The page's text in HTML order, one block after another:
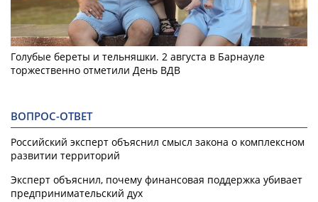
Голубые береты и тельняшки. 2 августа в Барнауле
торжественно отметили День ВДВ
ВОПРОС-ОТВЕТ
Российский эксперт объяснил смысл закона о комплексном
развитии территорий
Эксперт объяснил, почему финансовая поддержка убивает
предпринимательский дух